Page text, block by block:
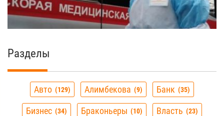
Разделы
Авто 129 Алимбекова 9 Банк 35
Бизнес 34 Браконьеры 10 Власть 23